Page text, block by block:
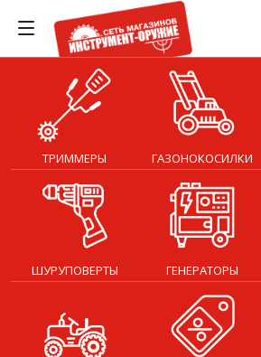
ТРИММЕРЫ ГАЗОНОКОСИЛКИ
ШУРУПОВЕРТЫ ГЕНЕРАТОРЫ